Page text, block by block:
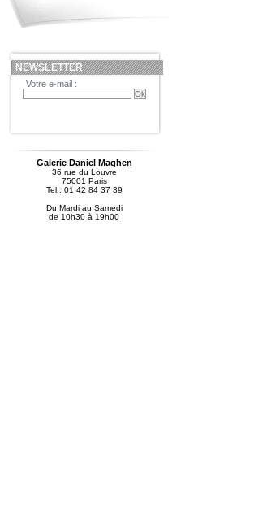
NEWSLETTER
Votre e-mail :
Galerie Daniel Maghen
36 rue du Louvre
75001 Paris
Tel.: 01 42 84 37 39
Du Mardi au Samedi
de 10h30 à 19h00